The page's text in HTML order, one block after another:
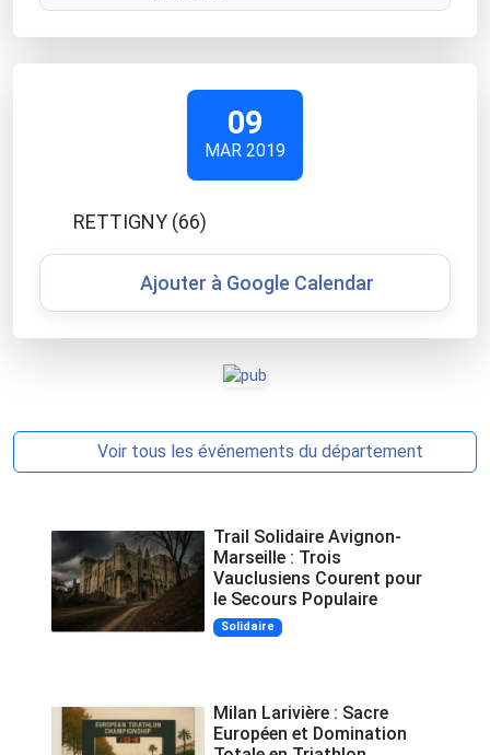
09
MAR 2019
RETTIGNY (66)
Ajouter à Google Calendar
Voir tous les événements du département
Trail Solidaire Avignon-
Marseille : Trois
Vauclusiens Courent pour
le Secours Populaire
Solidaire
Milan Larivière : Sacre
Européen et Domination